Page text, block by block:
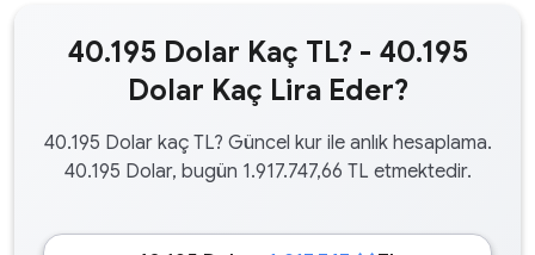
40.195 Dolar Kaç TL? - 40.195
Dolar Kaç Lira Eder?
40.195 Dolar kaç TL? Güncel kur ile anlık hesaplama.
40.195 Dolar, bugün 1.917.747,66 TL etmektedir.